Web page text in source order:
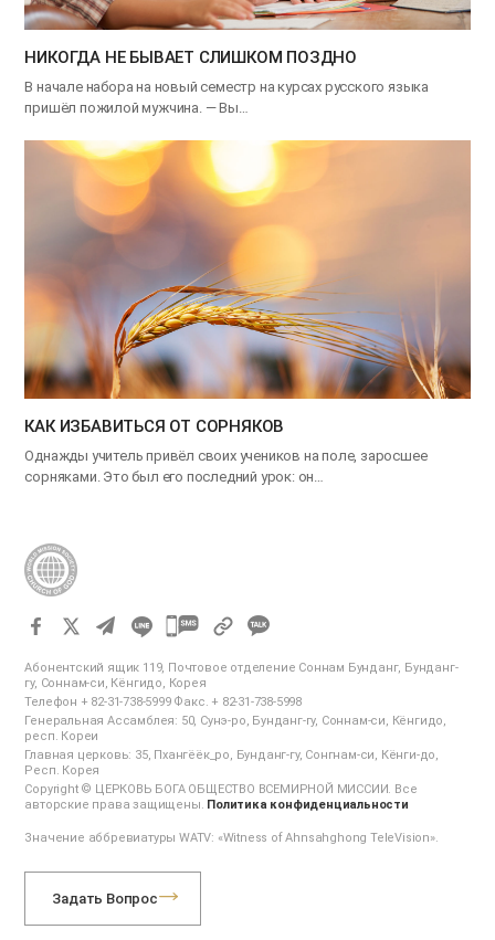
НИКОГДА НЕ БЫВАЕТ СЛИШКОМ ПОЗДНО
В начале набора на новый семестр на курсах русского языка
пришёл пожилой мужчина. — Вы…
КАК ИЗБАВИТЬСЯ ОТ СОРНЯКОВ
Однажды учитель привёл своих учеников на поле, заросшее
сорняками. Это был его последний урок: он…
카
오
톡
공
유
하
기
Абонентский ящик 119, Почтовое отделение Соннам Бунданг, Бунданг-
гу, Соннам-си, Кёнгидо, Корея
Телефон + 82-31-738-5999 Факс. + 82-31-738-5998
Генеральная Ассамблея: 50, Сунэ-ро, Бунданг-гу, Соннам-си, Кёнгидо,
респ. Кореи
Главная церковь: 35, Пхангёёк_ро, Бунданг-гу, Сонгнам-си, Кёнги-до,
Респ. Корея
Copyright © ЦЕРКОВЬ БОГА ОБЩЕСТВО ВСЕМИРНОЙ МИССИИ. Все
авторские права защищены. Политика конфиденциальности
Значение аббревиатуры WATV: «Witness of Ahnsahghong TeleVision».
Задать Вопрос